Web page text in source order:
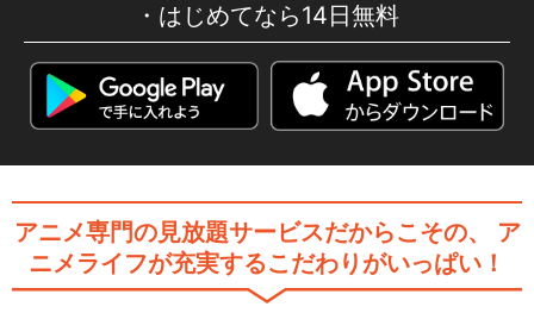
宇宙戦艦ヤマト2 総集編
宇宙戦艦ヤマトⅢ 太陽系の破
ヤマトよ永遠に
はじめてなら14日無料
アニメ専門の見放題サービスだからこその、
ア
ニメライフが充実するこだわりがいっぱい！